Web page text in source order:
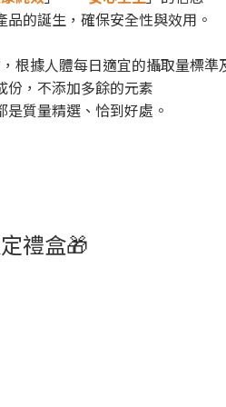
的誕生，確保安全性與效用。
根據人體每日適宜的攝取量標準
份，不添加多餘的元素
質量精選、恰到好處。
禮盒🎁